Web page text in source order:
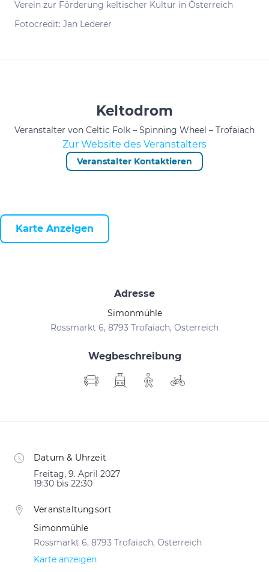
Verein zur Förderung keltischer Kultur in Österreich
Fotocredit: Jan Lederer
Keltodrom
Veranstalter von Celtic Folk – Spinning Wheel – Trofaiach
Zur Website des Veranstalters
Veranstalter Kontaktieren
Karte Anzeigen
Adresse
Simonmühle
Rossmarkt 6, 8793 Trofaiach, Österreich
Wegbeschreibung
Datum & Uhrzeit
Freitag, 9. April 2027
19:30 bis 22:30
Veranstaltungsort
Simonmühle
Rossmarkt 6, 8793 Trofaiach, Österreich
Karte anzeigen